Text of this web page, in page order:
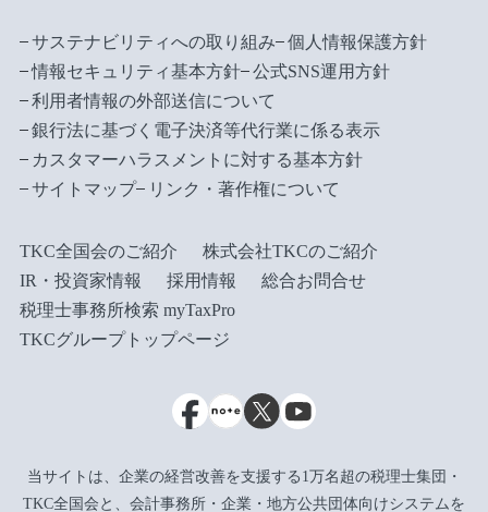
サステナビリティへの取り組み
個人情報保護方針
情報セキュリティ基本方針
公式SNS運用方針
利用者情報の外部送信について
銀行法に基づく電子決済等代行業に係る表示
カスタマーハラスメントに対する基本方針
サイトマップ
リンク・著作権について
TKC全国会のご紹介
株式会社TKCのご紹介
IR・投資家情報
採用情報
総合お問合せ
税理士事務所検索 myTaxPro
TKCグループトップページ
当サイトは、企業の経営改善を支援する1万名超の税理士集団・
TKC全国会と、会計事務所・企業・地方公共団体向けシステムを